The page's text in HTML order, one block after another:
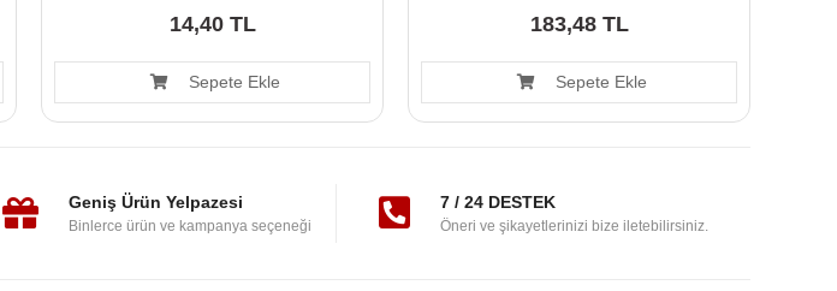
14,40 TL
Sepete Ekle
183,48 TL
Sepete Ekle
Geniş Ürün Yelpazesi
Binlerce ürün ve kampanya seçeneği
7 / 24 DESTEK
Öneri ve şikayetlerinizi bize iletebilirsiniz.